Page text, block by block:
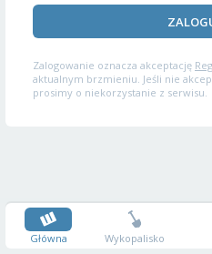
Zalogowanie oznacza akceptację
aktualnym brzmieniu. Jeśli nie
prosimy o niekorzystanie z serwisu.
Główna Wykopalisko